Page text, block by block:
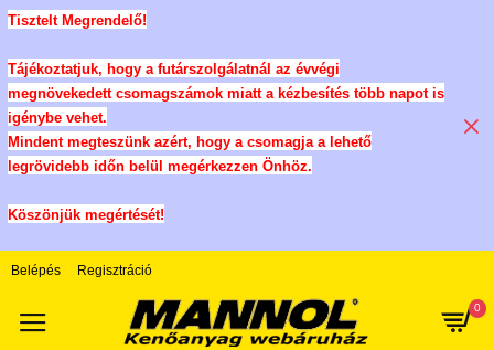
Tisztelt Megrendelő!
Tájékoztatjuk, hogy a futárszolgálatnál az évvégi
megnövekedett csomagszámok miatt a kézbesítés több napot is
igénybe vehet.
Mindent megteszünk azért, hogy a csomagja a lehető
legrövidebb időn belül megérkezzen Önhöz.
Köszönjük megértését!
Belépés Regisztráció
0